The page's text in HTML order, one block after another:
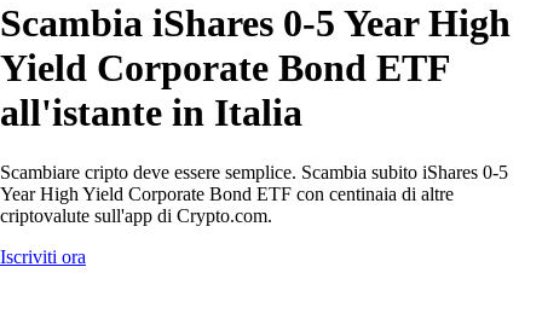
Scambia iShares 0-5 Year High
Yield Corporate Bond ETF
all'istante in Italia
Scambiare cripto deve essere semplice. Scambia subito iShares 0-5
Year High Yield Corporate Bond ETF con centinaia di altre
criptovalute sull'app di Crypto.com.
Iscriviti ora